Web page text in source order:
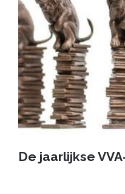
De jaarlijkse